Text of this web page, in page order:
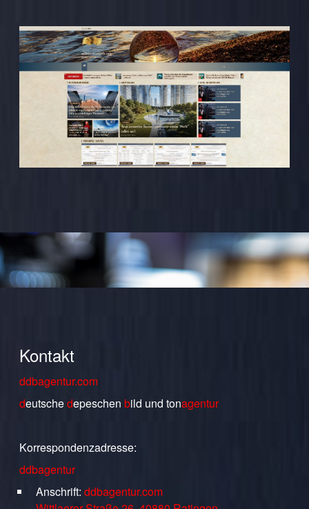
Kontakt
ddbagentur.com
deutschedepeschen bild undtonagentur
Korrespondenzadresse:
ddbagentur
Anschrift: ddbagentur.com